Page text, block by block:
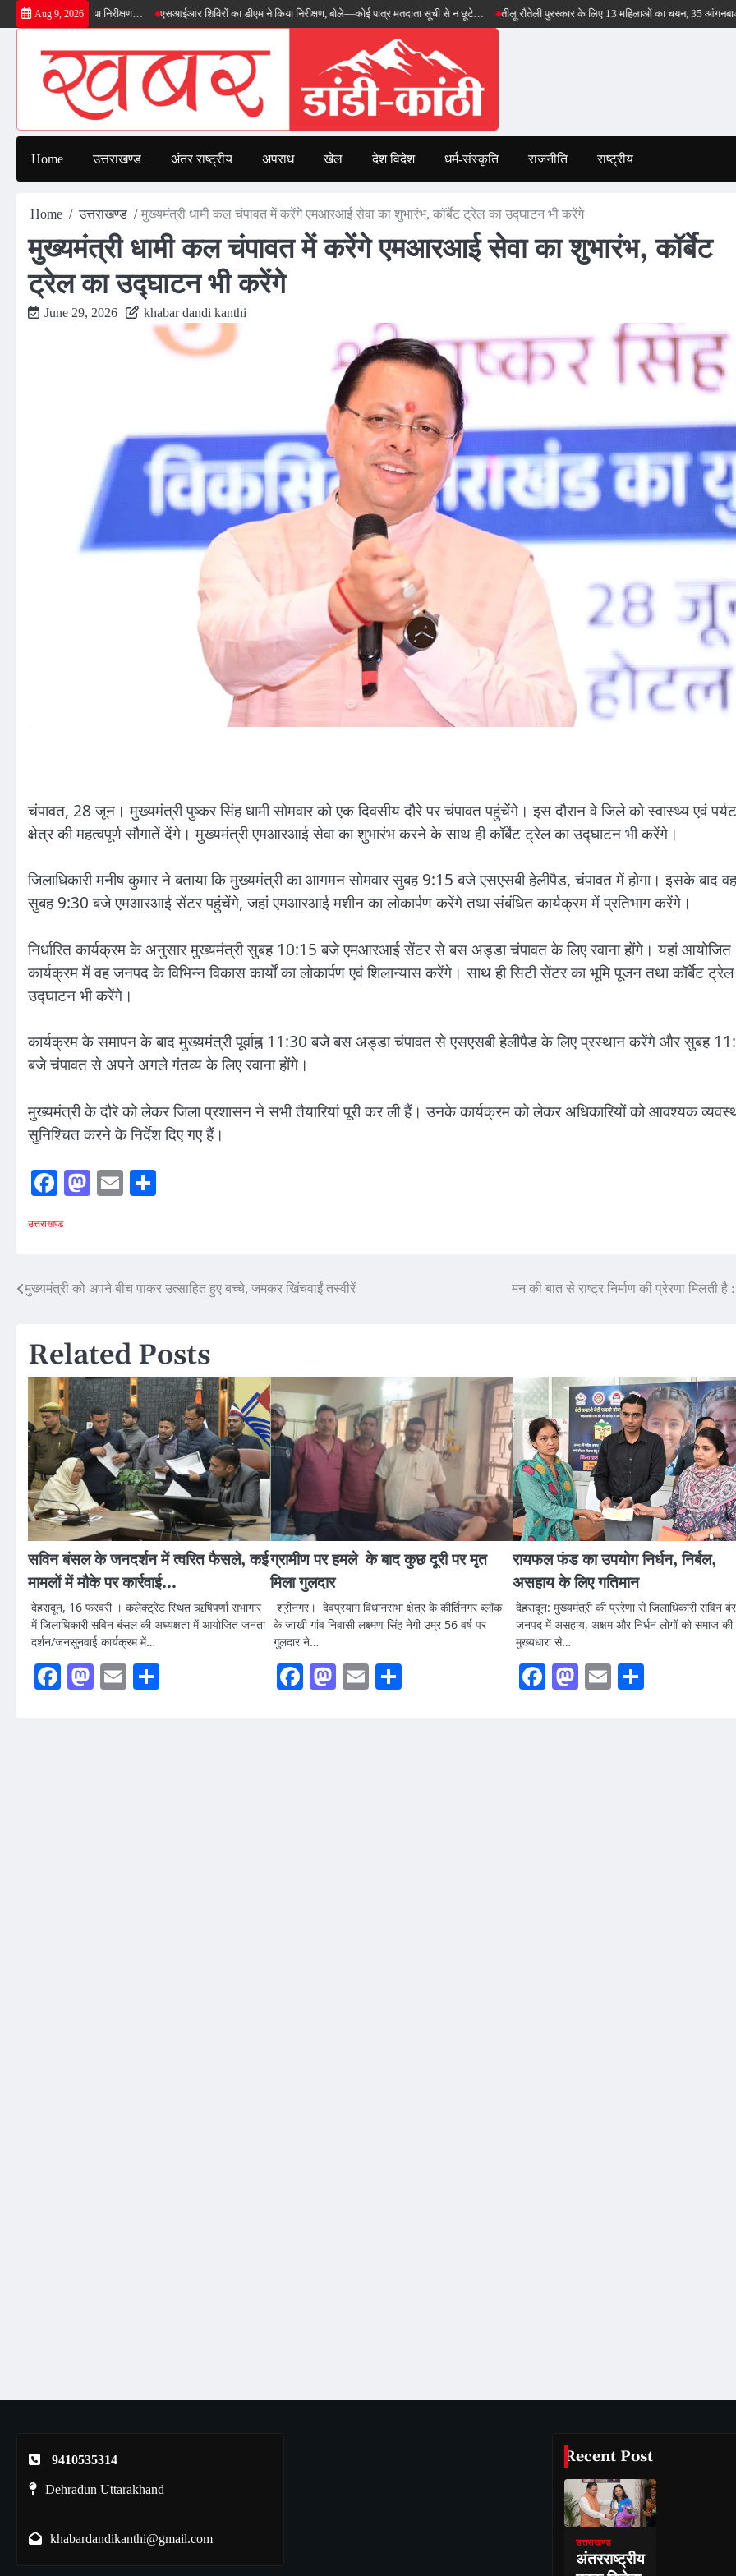
Skip
to
Aug 9, 2026
ने किया निरीक्षण… एसआईआर शिविरों का डीएम ने किया निरीक्षण, बोले—कोई पात्र मतदाता सूची से न छूटे… तीलू रौतेली पुरस्कार के लिए 13 महिलाओं का चयन, 35 आंगनबाड़ी कार्यकर्तियां
Home उत्तराखण्ड अंतर राष्ट्रीय अपराध खेल देश विदेश धर्म-संस्कृति राजनीति राष्ट्रीय
Home उत्तराखण्ड मुख्यमंत्री धामी कल चंपावत में करेंगे एमआरआई सेवा का शुभारंभ, कॉर्बेट ट्रेल का उद्घाटन भी करेंगे
मुख्यमंत्री धामी कल चंपावत में करेंगे एमआरआई सेवा का शुभारंभ, कॉर्बेट
ट्रेल का उद्घाटन भी करेंगे
June 29, 2026 khabar dandi kanthi
चंपावत, 28 जून। मुख्यमंत्री पुष्कर सिंह धामी सोमवार को एक दिवसीय दौरे पर चंपावत पहुंचेंगे। इस दौरान वे जिले को स्वास्थ्य एवं
क्षेत्र की महत्वपूर्ण सौगातें देंगे। मुख्यमंत्री एमआरआई सेवा का शुभारंभ करने के साथ ही कॉर्बेट ट्रेल का उद्घाटन भी करेंगे।
जिलाधिकारी मनीष कुमार ने बताया कि मुख्यमंत्री का आगमन सोमवार सुबह 9:15 बजे एसएसबी हेलीपैड, चंपावत में होगा। इसके बाद वह
सुबह 9:30 बजे एमआरआई सेंटर पहुंचेंगे, जहां एमआरआई मशीन का लोकार्पण करेंगे तथा संबंधित कार्यक्रम में प्रतिभाग करेंगे।
निर्धारित कार्यक्रम के अनुसार मुख्यमंत्री सुबह 10:15 बजे एमआरआई सेंटर से बस अड्डा चंपावत के लिए रवाना होंगे। यहां आयोजित
कार्यक्रम में वह जनपद के विभिन्न विकास कार्यों का लोकार्पण एवं शिलान्यास करेंगे। साथ ही सिटी सेंटर का भूमि पूजन तथा कॉर्बेट
उद्घाटन भी करेंगे।
कार्यक्रम के समापन के बाद मुख्यमंत्री पूर्वाह्न 11:30 बजे बस अड्डा चंपावत से एसएसबी हेलीपैड के लिए प्रस्थान करेंगे और सुबह
बजे चंपावत से अपने अगले गंतव्य के लिए रवाना होंगे।
मुख्यमंत्री के दौरे को लेकर जिला प्रशासन ने सभी तैयारियां पूरी कर ली हैं। उनके कार्यक्रम को लेकर अधिकारियों को आवश्यक
सुनिश्चित करने के निर्देश दिए गए हैं।
Facebook
Mastodon
Email
उत्तराखण्ड
Post
मुख्यमंत्री को अपने बीच पाकर उत्साहित हुए बच्चे, जमकर खिंचवाईं तस्वीरें मन की बात से राष्ट्र निर्माण की प्रेरणा मिलती है :
Related Posts
सविन बंसल के जनदर्शन में त्वरित फैसले, कई
मामलों में मौके पर कार्रवाई…
देहरादून, 16 फरवरी । कलेक्ट्रेट स्थित ऋषिपर्णा सभागार
में जिलाधिकारी सविन बंसल की अध्यक्षता में आयोजित जनता
दर्शन/जनसुनवाई कार्यक्रम में…
Facebook
Mastodon
Email
ग्रामीण पर हमले के बाद कुछ दूरी पर मृत
मिला गुलदार
श्रीनगर। देवप्रयाग विधानसभा क्षेत्र के कीर्तिनगर ब्लॉक
के जाखी गांव निवासी लक्ष्मण सिंह नेगी उम्र 56 वर्ष पर
गुलदार ने…
Facebook
Mastodon
EmailShare
रायफल फंड का उपयोग निर्धन, निर्बल,
असहाय के लिए गतिमान
देहरादून: मुख्यमंत्री की प्ररेणा से जिलाधिकारी सविन
जनपद में असहाय, अक्षम और निर्धन लोगों को समाज की
मुख्यधारा से…
Facebook
Mastodon
EmailShare
9410535314
Dehradun Uttarakhand
khabardandikanthi@gmail.com
Recent Post
उत्तराखण्ड
अंतरराष्ट्रीय